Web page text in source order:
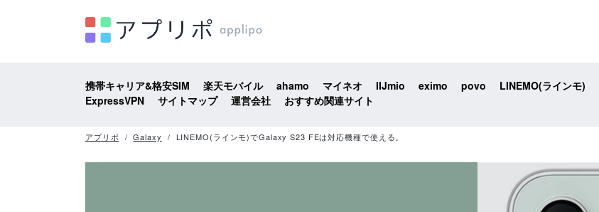
携帯キャリア&格安SIM 楽天モバイル ahamo マイネオ IIJmio eximo povo LINEMO(ラインモ)
ExpressVPN
サイトマップ 運営会社 おすすめ関連サイト
アプリポ Galaxy LINEMO(ラインモ)でGalaxy S23 FEは対応機種で使える。